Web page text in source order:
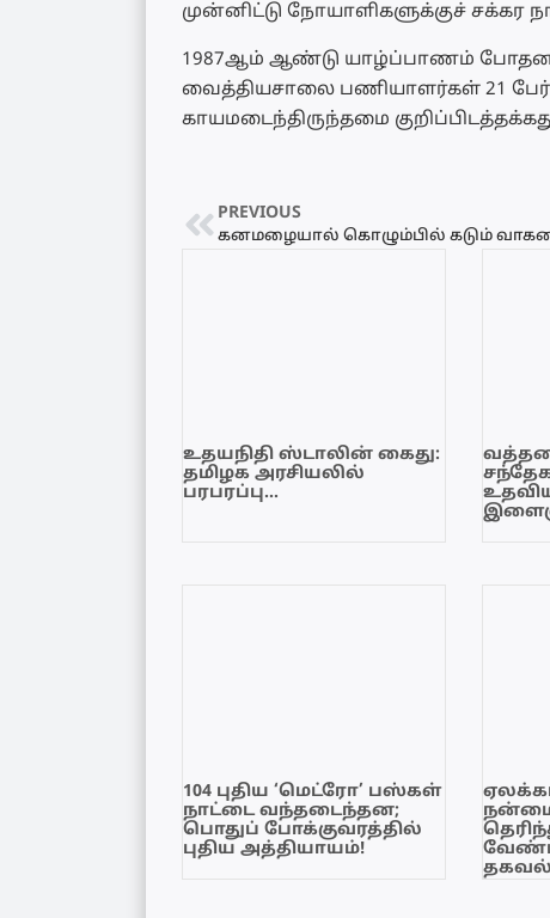
முன்னிட்டு நோயாளிகளுக்குச் சக்கர
1987ஆம் ஆண்டு யாழ்ப்பாணம்
வைத்தியசாலை பணியாளர்கள் 21
காயமடைந்திருந்தமை
PREVIOUS
உதயநிதி ஸ்டாலின் கைது:
தமிழக அரசியலில்
பரபரப்பு…
104 புதிய ‘மெட்ரோ’ பஸ்கள்
நாட்டை வந்தடைந்தன;
பொதுப் போக்குவரத்தில்
புதிய அத்தியாயம்!